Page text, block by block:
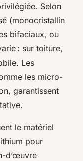
Selon
(monocristallin
bifaciaux, ou
: sur toiture,
Les
les micro-
garantissent
le matériel
pour
d’œuvre